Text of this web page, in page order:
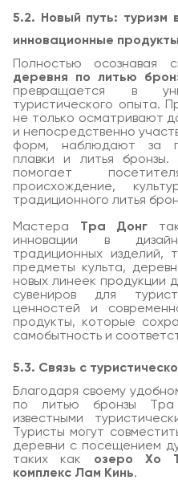
5.2. Новый путь: туризм
инновационные продукты
Полностью осознавая
деревня по литью
превращается в
туристического опыта.
не только осматривают
и непосредственно
форм, наблюдают за
плавки и литья
помогает
происхождение,
традиционного литья
Мастера Тра Донг
инновации в
традиционных изделий,
предметы культа,
новых линеек продукции
сувениров для
ценностей и
продукты, которые
самобытность и
5.3. Связь с
Благодаря своему
по литью бронзы
известными
Туристы могут
деревни с посещением
таких как озеро Хо
комплекс Лам Кинь.